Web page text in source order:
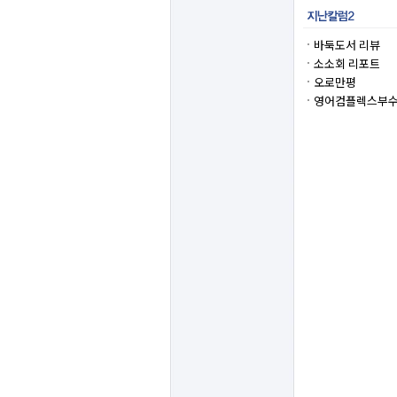
바둑도서 리뷰
소소회 리포트
오로만평
영어컴플렉스부